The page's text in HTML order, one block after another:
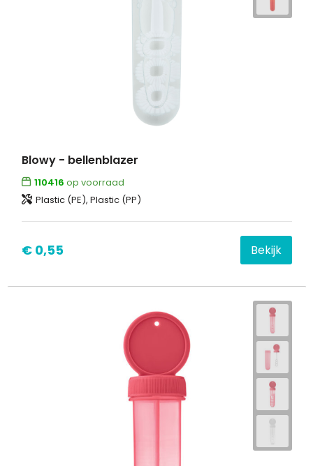
Blowy - bellenblazer
110416 op voorraad
Plastic (PE), Plastic (PP)
€ 0,55 Bekijk